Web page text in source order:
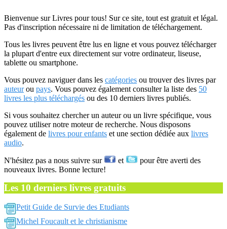
Bienvenue sur Livres pour tous! Sur ce site, tout est gratuit et légal.
Pas d'inscription nécessaire ni de limitation de téléchargement.
Tous les livres peuvent être lus en ligne et vous pouvez télécharger
la plupart d'entre eux directement sur votre ordinateur, liseuse,
tablette ou smartphone.
Vous pouvez naviguer dans les catégories ou trouver des livres par
auteurou pays. Vous pouvez également consulter la liste des 50
livres les plus téléchargés ou des 10 derniers livres publiés.
Si vous souhaitez chercher un auteur ou un livre spécifique, vous
pouvez utiliser notre moteur de recherche. Nous disposons
également de livres pour enfants et une section dédiée aux livres
audio.
N'hésitez pas a nous suivre sur et
pour être averti des
nouveaux livres. Bonne lecture!
Les 10 derniers livres gratuits
Petit Guide de Survie des Etudiants
Michel Foucault et le christianisme